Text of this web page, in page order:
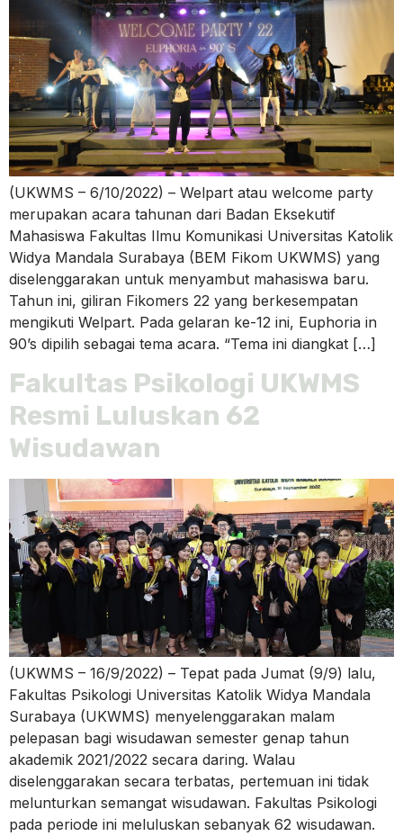
(UKWMS – 6/10/2022) – Welpart atau welcome party
merupakan acara tahunan dari Badan Eksekutif
Mahasiswa Fakultas Ilmu Komunikasi Universitas Katolik
Widya Mandala Surabaya (BEM Fikom UKWMS) yang
diselenggarakan untuk menyambut mahasiswa baru.
Tahun ini, giliran Fikomers 22 yang berkesempatan
mengikuti Welpart. Pada gelaran ke-12 ini, Euphoria in
90’s dipilih sebagai tema acara. “Tema ini diangkat […]
Fakultas Psikologi UKWMS
Resmi Luluskan 62
Wisudawan
(UKWMS – 16/9/2022) – Tepat pada Jumat (9/9) lalu,
Fakultas Psikologi Universitas Katolik Widya Mandala
Surabaya (UKWMS) menyelenggarakan malam
pelepasan bagi wisudawan semester genap tahun
akademik 2021/2022 secara daring. Walau
diselenggarakan secara terbatas, pertemuan ini tidak
melunturkan semangat wisudawan. Fakultas Psikologi
pada periode ini meluluskan sebanyak 62 wisudawan.